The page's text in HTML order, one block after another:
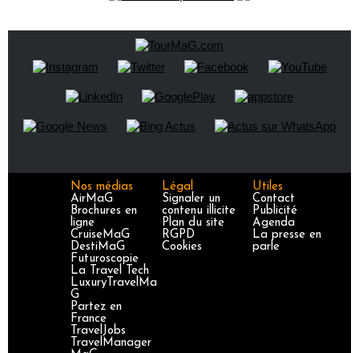
Nos médias
AirMaG
Brochures en
ligne
CruiseMaG
DestiMaG
Futuroscopie
La Travel Tech
LuxuryTravelMa
G
Partez en
France
TravelJobs
TravelManager
Légal
Signaler un
contenu illicite
Plan du site
RGPD
Cookies
Utiles
Contact
Publicité
Agenda
La presse en
parle